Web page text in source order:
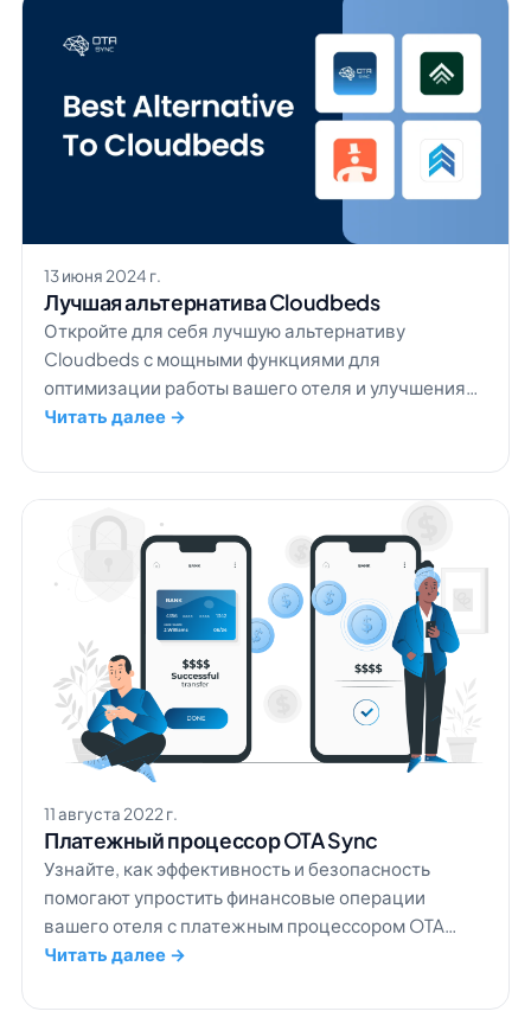
13 июня 2024 г.
Лучшая альтернатива Cloudbeds
Откройте для себя лучшую альтернативу
Cloudbeds с мощными функциями для
оптимизации работы вашего отеля и улучшения
впечатлений гостей.
Читать далее →
11 августа 2022 г.
Платежный процессор OTA Sync
Узнайте, как эффективность и безопасность
помогают упростить финансовые операции
вашего отеля с платежным процессором OTA
Sync.
Читать далее →